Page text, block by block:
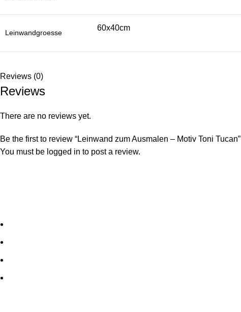
Leinwandgroesse
60x40cm
Reviews (0)
Reviews
There are no reviews yet.
Be the first to review “Leinwand zum Ausmalen – Motiv Toni Tucan”
You must be logged in to post a review.